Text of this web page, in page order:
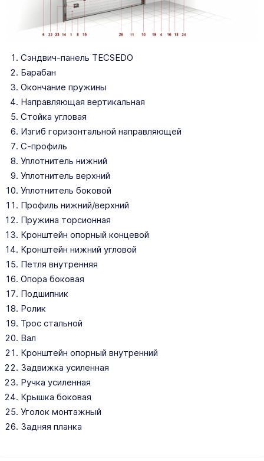
Сэндвич-панель TECSEDO
Барабан
Окончание пружины
Направляющая вертикальная
Стойка угловая
Изгиб горизонтальной направляющей
С-профиль
Уплотнитель нижний
Уплотнитель верхний
Уплотнитель боковой
Профиль нижний/верхний
Пружина торсионная
Кронштейн опорный концевой
Кронштейн нижний угловой
Петля внутренняя
Опора боковая
Подшипник
Ролик
Трос стальной
Вал
Кронштейн опорный внутренний
Задвижка усиленная
Ручка усиленная
Крышка боковая
Уголок монтажный
Задняя планка